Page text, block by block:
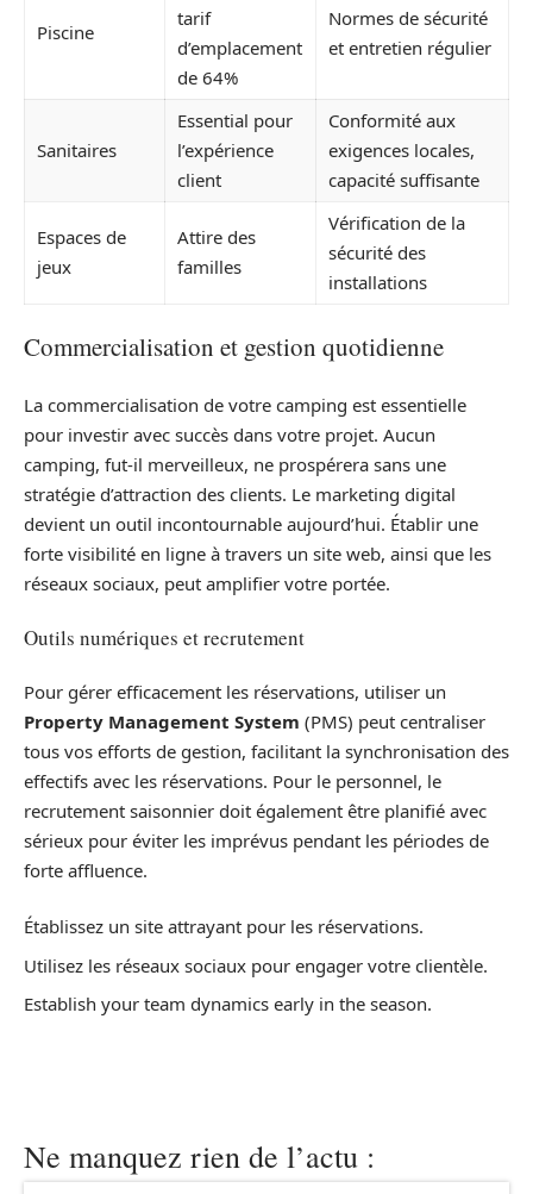
Piscine
tarif
d’emplacement
de 64%
Normes de sécurité
et entretien régulier
Sanitaires
Essential pour
l’expérience
client
Conformité aux
exigences locales,
capacité suffisante
Espaces de
jeux
Attire des
familles
Vérification de la
sécurité des
installations
Commercialisation et gestion quotidienne
La commercialisation de votre camping est essentielle
pour investir avec succès dans votre projet. Aucun
camping, fut-il merveilleux, ne prospérera sans une
stratégie d’attraction des clients. Le marketing digital
devient un outil incontournable aujourd’hui. Établir une
forte visibilité en ligne à travers un site web, ainsi que les
réseaux sociaux, peut amplifier votre portée.
Outils numériques et recrutement
Pour gérer efficacement les réservations, utiliser un
Property Management System (PMS) peut centraliser
tous vos efforts de gestion, facilitant la synchronisation des
effectifs avec les réservations. Pour le personnel, le
recrutement saisonnier doit également être planifié avec
sérieux pour éviter les imprévus pendant les périodes de
forte affluence.
Établissez un site attrayant pour les réservations.
Utilisez les réseaux sociaux pour engager votre clientèle.
Establish your team dynamics early in the season.
Ne manquez rien de l’actu :